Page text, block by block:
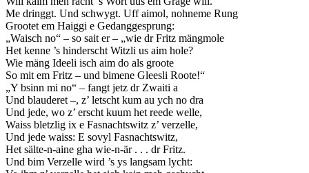
Me dringgt. Und schwygt. Uff aimol, nohneme Rung
Grootet em Haiggi e Gedanggesprung:
„Waisch no“ – so sait er – „wie dr Fritz mängmole
Het kenne ’s hinderscht Witzli us aim hole?
Wie mäng Ideeli isch aim do als groote
So mit em Fritz – und bimene Gleesli Roote!“
„Y bsinn mi no“ – fangt jetz dr Zwaiti a
Und blauderet –, z’ letscht kum au ych no dra
Und jede, wo z’ erscht kuum het reede welle,
Waiss bletzlig ix e Fasnachtswitz z’ verzelle,
Und jede waiss: E sovyl Fasnachtswitz,
Het sälte-n-aine gha wie-n-är . . . dr Fritz.
Und bim Verzelle wird ’s ys langsam lycht: